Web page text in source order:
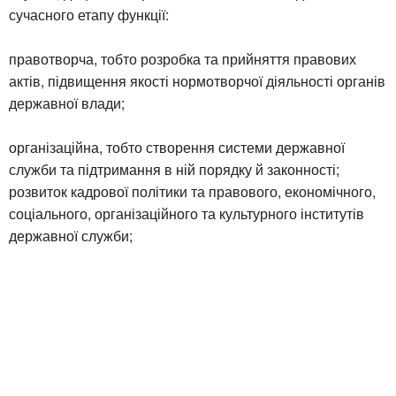
сучасного етапу функції:
правотворча, тобто розробка та прийняття правових
актів, підвищення якості нормотворчої діяльності органів
державної влади;
організаційна, тобто створення системи державної
служби та підтримання в ній порядку й законності;
розвиток кадрової політики та правового, економічного,
соціального, організаційного та культурного інститутів
державної служби;